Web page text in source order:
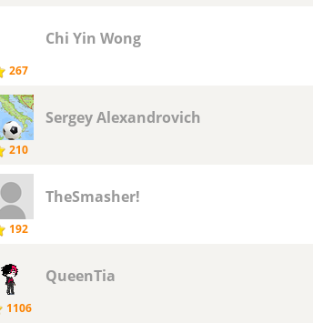
267
Chi Yin Wong
210
Sergey Alexandrovich
192
TheSmasher!
1106
QueenTia